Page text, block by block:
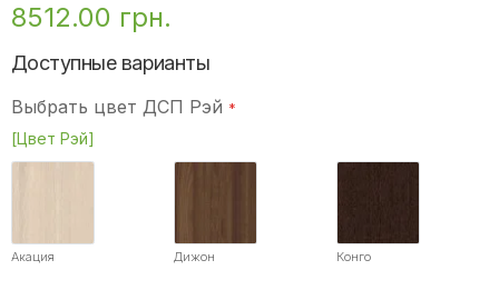
8512.00 грн.
Доступные варианты
Выбрать цвет ДСП Рэй
[Цвет Рэй]
Акация Дижон Конго